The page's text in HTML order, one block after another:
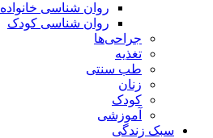
روان شناسی خانواده
روان شناسی کودک
جراحی‌ها
تغذیه
طب سنتی
زنان
کودک
آموزشی
سبک زندگی